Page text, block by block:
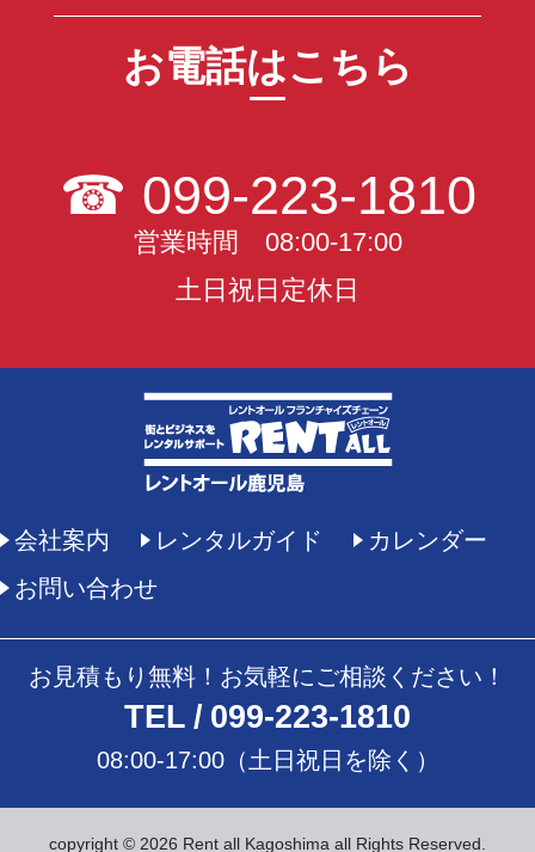
お電話はこちら
☎ 099-223-1810
営業時間 08:00-17:00
土日祝日定休日
会社案内 レンタルガイド
カレンダー
お問い合わせ
お見積もり無料！お気軽にご相談ください！
TEL 099-223-1810
08:00-17:00（土日祝日を除く）
copyright © 2026 Rent all Kagoshima all Rights Reserved.